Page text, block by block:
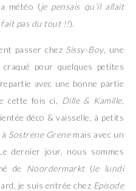
météo (je pensais qu’il allait
pas du tout !!).
passer chez Sissy-Boy, une
pour quelques petites
avec une bonne partie
cette fois ci, Dille & Kamille,
déco & vaisselle, à petits
Sostrene Grenemais avec un
dernier jour, nous sommes
de Noordermarkt(le lundi
je suis entrée chez Episode